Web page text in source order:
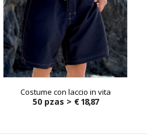
Costume con laccio in vita
50 pzas > € 18,87